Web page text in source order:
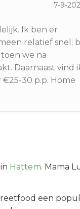
7-9-
Ik ben er
relatief snel;
we na
Daarnaast vind
30 p.p. Home
Hattem. Mama
een